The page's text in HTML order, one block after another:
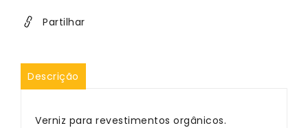
Partilhar
Descrição
Verniz para revestimentos orgânicos.